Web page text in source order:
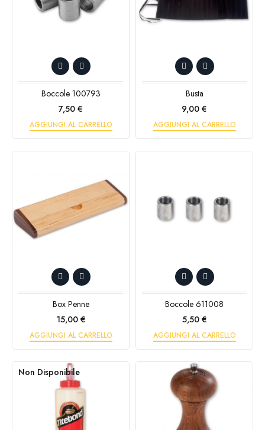
Boccole 100793
Prezzo
7,50 €
AGGIUNGI AL CARRELLO
Busta
Prezzo
9,00 €
AGGIUNGI AL CARRELLO
Box Penne
Prezzo
15,00 €
AGGIUNGI AL CARRELLO
Boccole 611008
Prezzo
5,50 €
AGGIUNGI AL CARRELLO
Non Disponibile